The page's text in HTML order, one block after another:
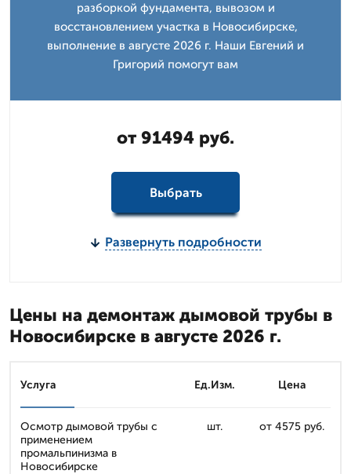
разборкой фундамента, вывозом и
восстановлением участка в Новосибирске,
выполнение в августе 2026 г. Наши Евгений и
Григорий помогут вам
от 91494 руб.
Выбрать
Развернуть подробности
Цены на демонтаж дымовой трубы в
Новосибирске в августе 2026 г.
Услуга Ед.Изм. Цена
Осмотр дымовой трубы с
применением
промальпинизма в
Новосибирске
шт. от 4575 руб.